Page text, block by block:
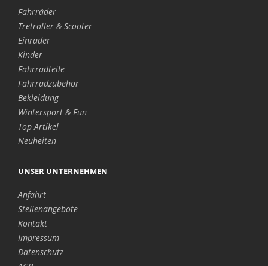
Fahrräder
Tretroller & Scooter
Einräder
Kinder
Fahrradteile
Fahrradzubehör
Bekleidung
Wintersport & Fun
Top Artikel
Neuheiten
UNSER UNTERNEHMEN
Anfahrt
Stellenangebote
Kontakt
Impressum
Datenschutz